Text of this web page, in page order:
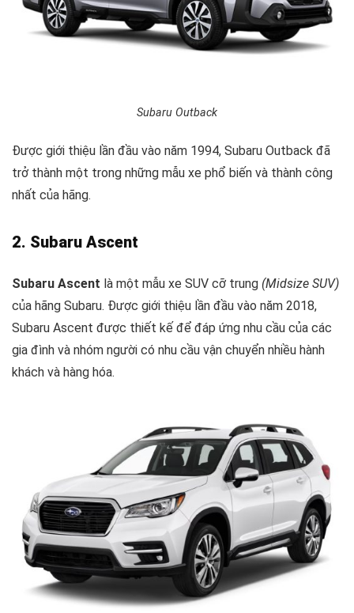
Subaru Outback
Được giới thiệu lần đầu vào năm 1994, Subaru Outback đã
trở thành một trong những mẫu xe phổ biến và thành công
nhất của hãng.
2. Subaru Ascent
Subaru Ascent là một mẫu xe SUV cỡ trung (Midsize SUV)
của hãng Subaru. Được giới thiệu lần đầu vào năm 2018,
Subaru Ascent được thiết kế để đáp ứng nhu cầu của các
gia đình và nhóm người có nhu cầu vận chuyển nhiều hành
khách và hàng hóa.